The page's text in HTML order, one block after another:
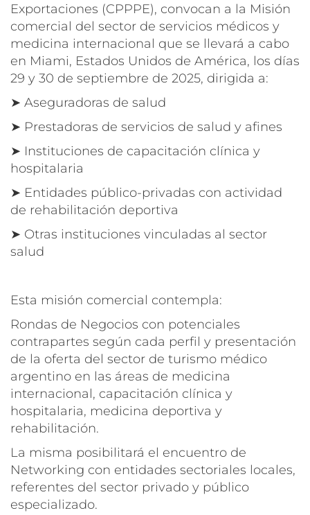
Exportaciones (CPPPE), convocan a la Misión
comercial del sector de servicios médicos y
medicina internacional que se llevará a cabo
en Miami, Estados Unidos de América, los días
29 y 30 de septiembre de 2025, dirigida a:
➤ Aseguradoras de salud
➤ Prestadoras de servicios de salud y afines
➤ Instituciones de capacitación clínica y
hospitalaria
➤ Entidades público-privadas con actividad
de rehabilitación deportiva
➤ Otras instituciones vinculadas al sector
salud
Esta misión comercial contempla:
Rondas de Negocios con potenciales
contrapartes según cada perfil y presentación
de la oferta del sector de turismo médico
argentino en las áreas de medicina
internacional, capacitación clínica y
hospitalaria, medicina deportiva y
rehabilitación.
La misma posibilitará el encuentro de
Networking con entidades sectoriales locales,
referentes del sector privado y público
especializado.